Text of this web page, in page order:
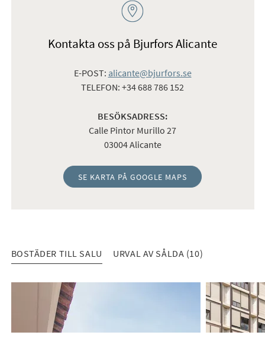
Kontakta oss på Bjurfors Alicante
E-POST: alicante@bjurfors.se
TELEFON: +34 688 786 152
BESÖKSADRESS:
Calle Pintor Murillo 27
03004 Alicante
SE KARTA PÅ GOOGLE MAPS
BOSTÄDER TILL SALU URVAL AV SÅLDA (10)
BOSTÄDER TILL SALU